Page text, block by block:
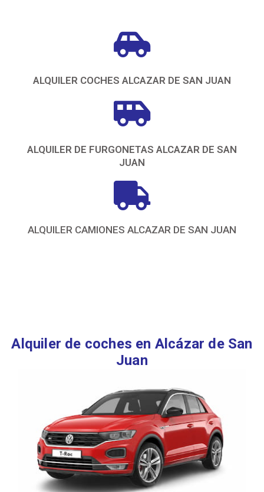
ALQUILER COCHES ALCAZAR DE SAN JUAN
ALQUILER DE FURGONETAS ALCAZAR DE SAN
JUAN
ALQUILER CAMIONES ALCAZAR DE SAN JUAN
Alquiler de coches en Alcázar de San
Juan